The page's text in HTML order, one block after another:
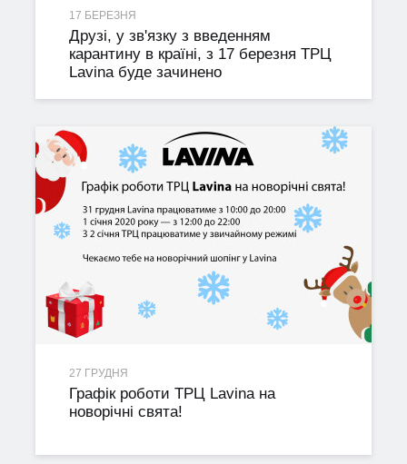
17 БЕРЕЗНЯ
Друзі, у зв'язку з введенням
карантину в країні, з 17 березня ТРЦ
Lavina буде зачинено
27 ГРУДНЯ
Графік роботи ТРЦ Lavina на
новорічні свята!